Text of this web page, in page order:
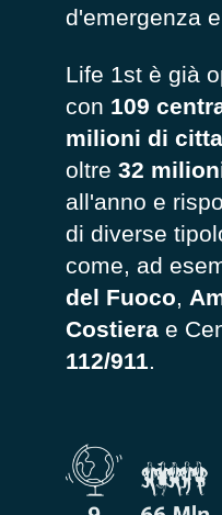
d'emergenza e
Life 1st è già
con 109
milioni di
oltre 32
all'anno e
di diverse
come, ad
del Fuoco,
Costiera e
112/911.